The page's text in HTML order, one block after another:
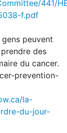
441/
f.pdf
peuvent
des
du cancer.
prevention-
la-
du-jour-